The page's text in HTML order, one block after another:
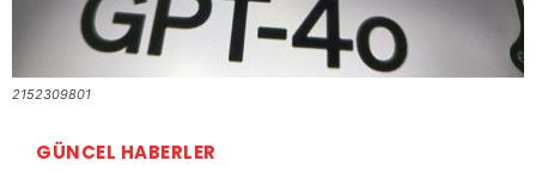
2152309801
GÜNCEL HABERLER